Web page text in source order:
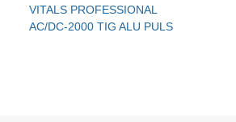
VITALS PROFESSIONAL
AC/DC-2000 TIG ALU PULS